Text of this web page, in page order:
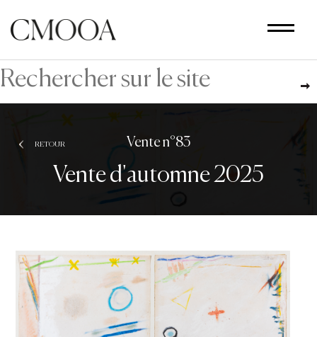
contenu
principal
RETOUR Vente n°83
Vente d'automne 2025